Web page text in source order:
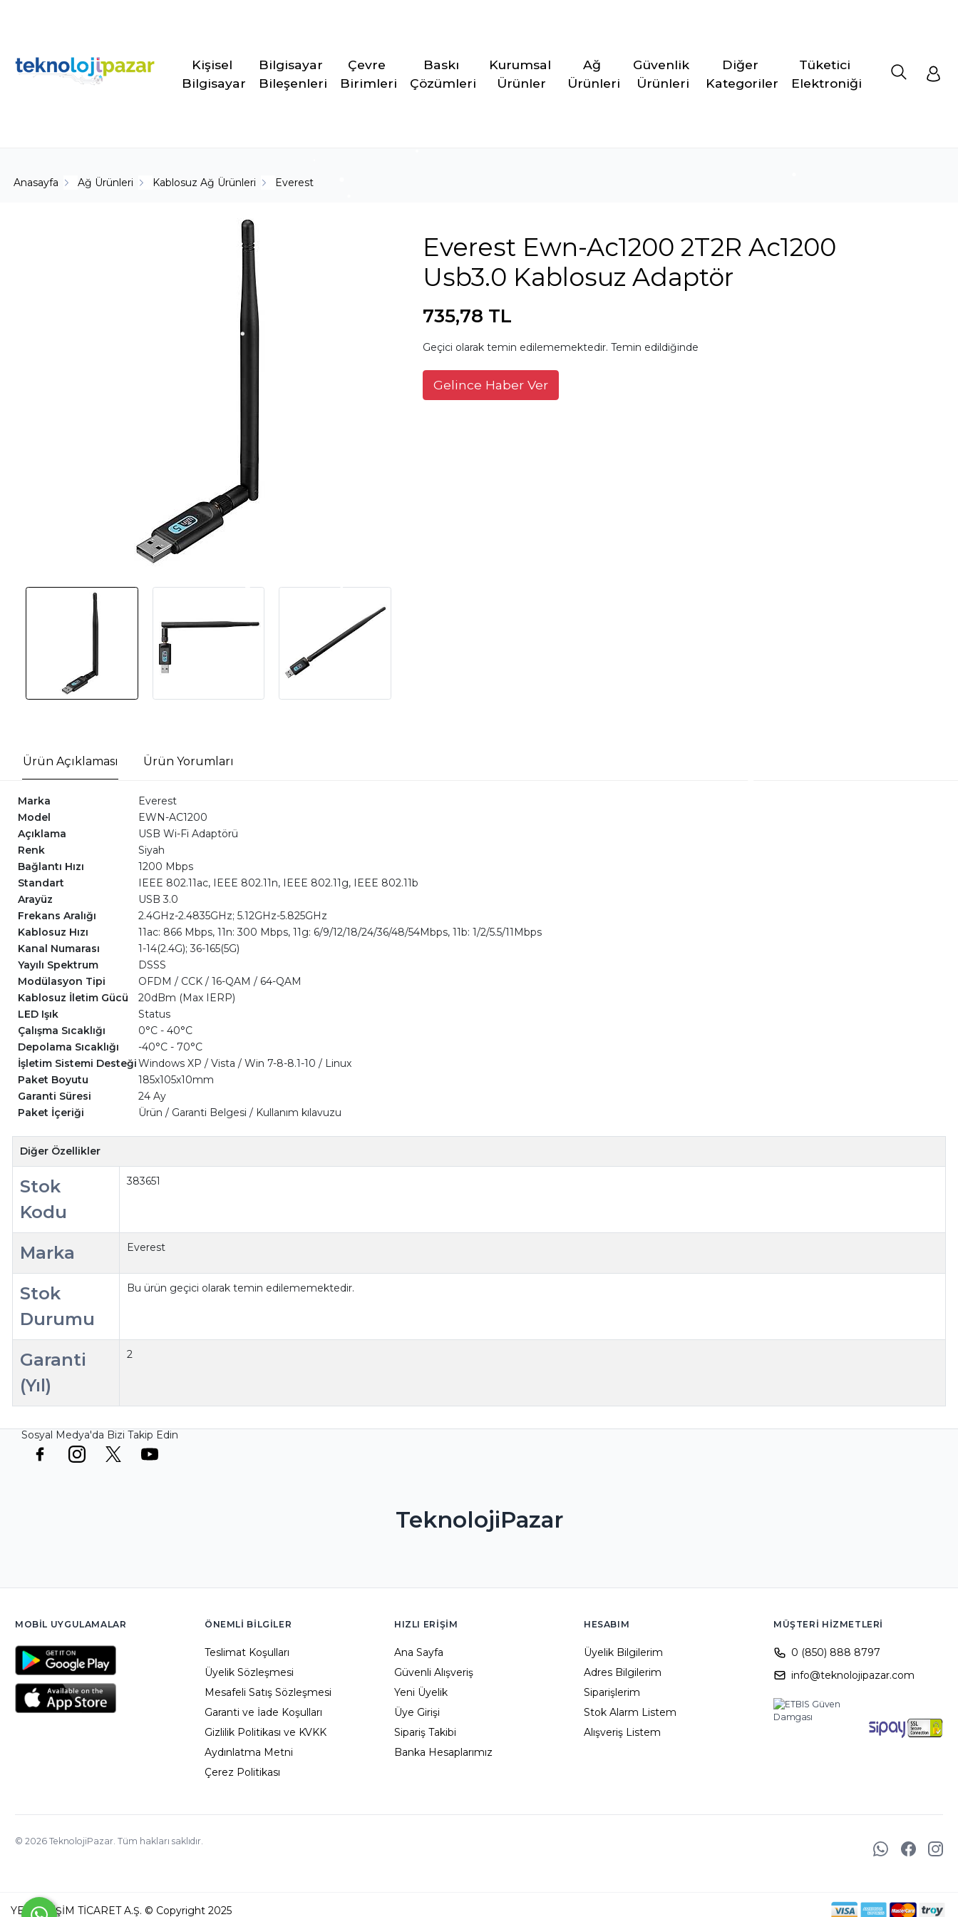
Kişisel
Bilgisayar
Bilgisayar
Bileşenleri
Çevre
Birimleri
Baskı
Çözümleri
Kurumsal
Ürünler
Ağ
Ürünleri
Güvenlik
Ürünleri
Diğer
Kategoriler
Tüketici
Elektroniği
Anasayfa Ağ Ürünleri Kablosuz Ağ Ürünleri Everest
Everest Ewn-Ac1200 2T2R Ac1200
Usb3.0 Kablosuz Adaptör
735,78 TL
Geçici olarak temin edilememektedir. Temin edildiğinde
Gelince Haber Ver
Ürün Açıklaması Ürün Yorumları
Marka
Everest
Model
EWN-AC1200
Açıklama
USB Wi-Fi Adaptörü
Renk
Siyah
Bağlantı Hızı
1200 Mbps
Standart
IEEE 802.11ac, IEEE 802.11n, IEEE 802.11g, IEEE 802.11b
Arayüz
USB 3.0
Frekans Aralığı
2.4GHz-2.4835GHz; 5.12GHz-5.825GHz
Kablosuz Hızı
11ac: 866 Mbps, 11n: 300 Mbps, 11g: 6/9/12/18/24/36/48/54Mbps, 11b: 1/2/5.5/11Mbps
Kanal Numarası
1-14(2.4G); 36-165(5G)
Yayılı Spektrum
DSSS
Modülasyon Tipi
OFDM / CCK / 16-QAM / 64-QAM
Kablosuz İletim Gücü
20dBm (Max IERP)
LED Işık
Status
Çalışma Sıcaklığı
0°C - 40°C
Depolama Sıcaklığı
-40°C - 70°C
İşletim Sistemi DesteğiWindows XP / Vista / Win 7-8-8.1-10 / Linux
Paket Boyutu
185x105x10mm
Garanti Süresi
24 Ay
Paket İçeriği
Ürün / Garanti Belgesi / Kullanım kılavuzu
Diğer Özellikler
Stok
Kodu
383651
Marka Everest
Stok
Durumu
Bu ürün geçici olarak temin edilememektedir.
Garanti
(Yıl)
2
Sosyal Medya'da Bizi Takip Edin
TeknolojiPazar
MOBIL UYGULAMALAR ÖNEMLI BILGILER
Teslimat Koşulları
Üyelik Sözleşmesi
Mesafeli Satış Sözleşmesi
Garanti ve İade Koşulları
Gizlilik Politikası ve KVKK
Aydınlatma Metni
Çerez Politikası
HIZLI ERIŞIM
Ana Sayfa
Güvenli Alışveriş
Yeni Üyelik
Üye Girişi
Sipariş Takibi
Banka Hesaplarımız
HESABIM
Üyelik Bilgilerim
Adres Bilgilerim
Siparişlerim
Stok Alarm Listem
Alışveriş Listem
MÜŞTERI HIZMETLERI
0 (850) 888 8797
info@teknolojipazar.com
© 2026 TeknolojiPazar. Tüm hakları saklıdır.
YED BİLİŞİM TİCARET A.Ş. © Copyright 2025